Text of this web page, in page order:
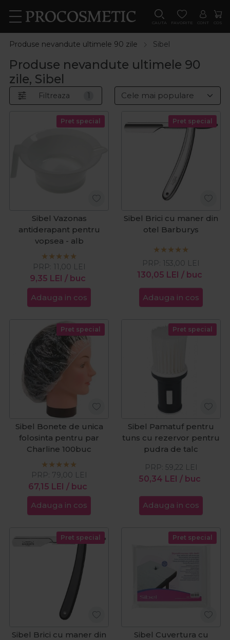
CAUTA FAVORITE CONT COS
Produse nevandute ultimele 90 zile Sibel
Produse nevandute ultimele 90
zile, Sibel
Filtreaza 1
Pret special
Sibel Vazonas
antiderapant pentru
vopsea - alb
9,35 LEI / buc
PRP: 11,00 LEI
Adauga in cos
Pret special
Sibel Brici cu maner din
otel Barburys
130,05 LEI / buc
PRP: 153,00 LEI
Adauga in cos
Pret special
Sibel Bonete de unica
folosinta pentru par
Charline 100buc
67,15 LEI / buc
PRP: 79,00 LEI
Adauga in cos
Pret special
Sibel Pamatuf pentru
tuns cu rezervor pentru
pudra de talc
50,34 LEI / buc
PRP: 59,22 LEI
Adauga in cos
Pret special
Sibel Brici cu maner din
Pret special
Sibel Cuvertura cu